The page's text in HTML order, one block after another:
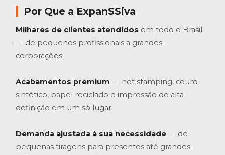
Por Que a ExpanSSiva
Milhares de clientes atendidos em todo o Brasil
— de pequenos profissionais a grandes
corporações.
Acabamentos premium — hot stamping, couro
sintético, papel reciclado e impressão de alta
definição em um só lugar.
Demanda ajustada à sua necessidade — de
pequenas tiragens para presentes até grandes